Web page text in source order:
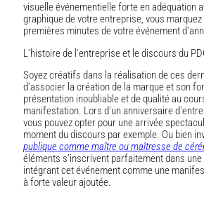
visuelle événementielle forte en adéquation
graphique de votre entreprise, vous
premières minutes de votre événement
L’histoire de l’entreprise et le discours du
Soyez créatifs dans la réalisation de ces
d’associer la création de la marque et son
présentation inoubliable et de qualité au
manifestation. Lors d’un anniversaire
vous pouvez opter pour une arrivée
moment du discours par exemple. Ou bien
publique comme maître ou maîtresse de
éléments s’inscrivent parfaitement dans
intégrant cet événement comme une
à forte valeur ajoutée.